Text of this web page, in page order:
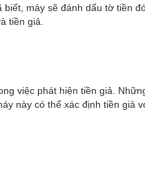
máy sẽ đánh dấu tờ tiền
tiền giả.
việc phát hiện tiền giả.
này có thể xác định tiền giả